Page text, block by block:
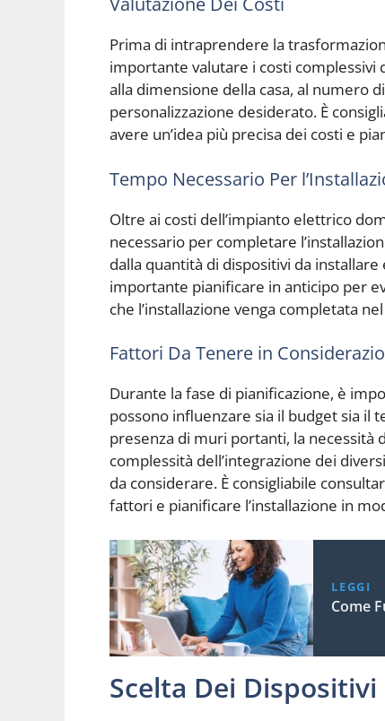
Prima di intraprendere la
importante valutare i costi complessivi
alla dimensione della casa, al numero
personalizzazione desiderato. È
avere un’idea più precisa dei costi e
Tempo Necessario Per
Oltre ai costi dell’impianto elettrico
necessario per completare
dalla quantità di dispositivi da
importante pianificare in anticipo per
che l’installazione venga completata
Fattori Da Tenere in
Durante la fase di pianificazione, è
possono influenzare sia il budget sia il
presenza di muri portanti, la necessità
complessità dell’integrazione dei
da considerare. È consigliabile
fattori e pianificare l’installazione in
LEGGI
Come
Scelta Dei Dispositivi